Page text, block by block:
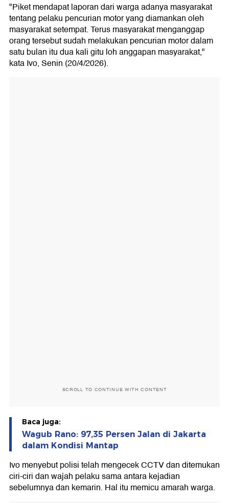
"Piket mendapat laporan dari warga adanya masyarakat
tentang pelaku pencurian motor yang diamankan oleh
masyarakat setempat. Terus masyarakat menganggap
orang tersebut sudah melakukan pencurian motor dalam
satu bulan itu dua kali gitu loh anggapan masyarakat,"
kata Ivo, Senin (20/4/2026).
SCROLL TO CONTINUE WITH CONTENT
Baca juga:
Wagub Rano: 97,35 Persen Jalan di Jakarta
dalam Kondisi Mantap
Ivo menyebut polisi telah mengecek CCTV dan ditemukan
ciri-ciri dan wajah pelaku sama antara kejadian
sebelumnya dan kemarin. Hal itu memicu amarah warga.